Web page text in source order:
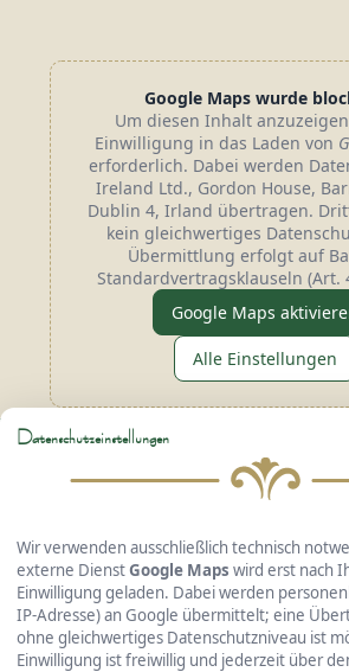
Google Maps wurde
Um diesen Inhalt
Einwilligung in das Laden von
erforderlich. Dabei werden
Ireland Ltd., Gordon House,
Dublin 4, Irland übertragen.
kein gleichwertiges
Übermittlung erfolgt auf
Standardvertragsklauseln (Art.
Google Maps
Alle Einstellungen
Hotel Gasthof
GmbH &
Passauer Straße 36 • 94127
Telefon: +49 8507 240 • Fax:
Datenschutzeinstellungen
Wir verwenden ausschließlich technisch
externe DienstGoogle Maps wird erst nach
Einwilligung geladen. Dabei werden
IP-Adresse) an Google übermittelt; eine
ohne gleichwertiges Datenschutzniveau ist
Einwilligung ist freiwillig und jederzeit über